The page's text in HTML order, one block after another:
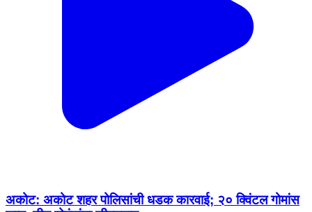
अकोट: अकोट शहर पोलिसांची धडक कारवाई; २० क्विंटल गोमांस